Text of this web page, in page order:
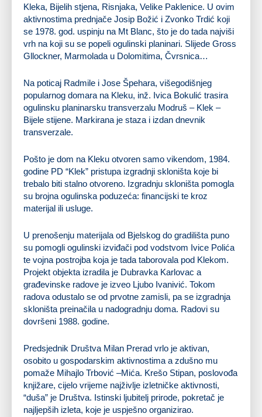
Kleka, Bijelih stjena, Risnjaka, Velike Paklenice. U ovim
aktivnostima prednjače Josip Božić i Zvonko Trdić koji
se 1978. god. uspinju na Mt Blanc, što je do tada najviši
vrh na koji su se popeli ogulinski planinari. Slijede Gross
Gllockner, Marmolada u Dolomitima, Čvrsnica…
Na poticaj Radmile i Jose Špehara, višegodišnjeg
popularnog domara na Kleku, inž. Ivica Bokulić trasira
ogulinsku planinarsku transverzalu Modruš – Klek –
Bijele stijene. Markirana je staza i izdan dnevnik
transverzale.
Pošto je dom na Kleku otvoren samo vikendom, 1984.
godine PD “Klek” pristupa izgradnji skloništa koje bi
trebalo biti stalno otvoreno. Izgradnju skloništa pomogla
su brojna ogulinska poduzeća: financijski te kroz
materijal ili usluge.
U prenošenju materijala od Bjelskog do gradilišta puno
su pomogli ogulinski izviđači pod vodstvom Ivice Polića
te vojna postrojba koja je tada taborovala pod Klekom.
Projekt objekta izradila je Dubravka Karlovac a
građevinske radove je izveo Ljubo Ivanivić. Tokom
radova odustalo se od prvotne zamisli, pa se izgradnja
skloništa preinačila u nadogradnju doma. Radovi su
dovršeni 1988. godine.
Predsjednik Društva Milan Prerad vrlo je aktivan,
osobito u gospodarskim aktivnostima a zdušno mu
pomaže Mihajlo Trbović –Mića. Krešo Stipan, poslovođa
knjižare, cijelo vrijeme najživlje izletničke aktivnosti,
“duša” je Društva. Istinski ljubitelj prirode, pokretač je
najljepših izleta, koje je uspješno organizirao.